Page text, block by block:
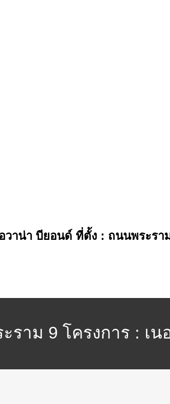
วาน่า บียอนด์ ที่ตั้ง : ถนนพระรา
าม 9 โครงการ : เ
กรุงเทพมหานคร